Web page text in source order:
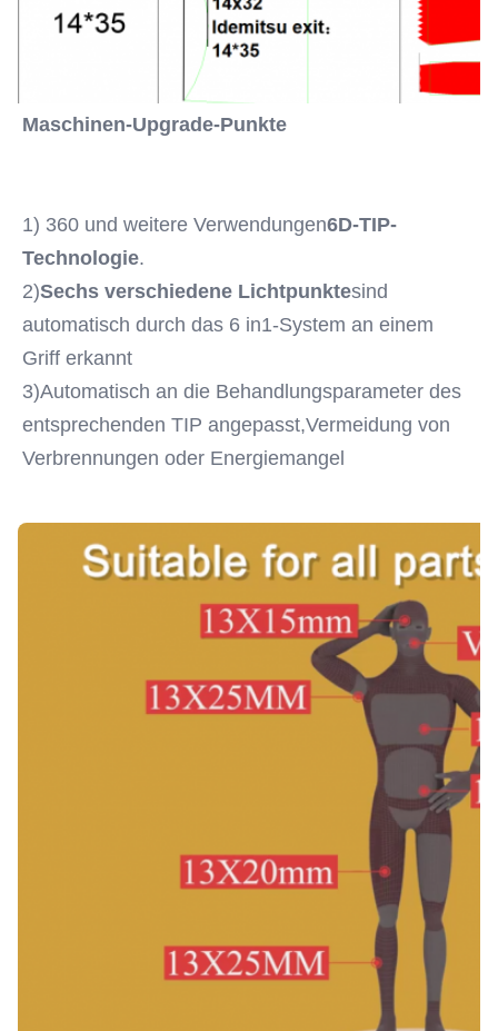
Maschinen-Upgrade-Punkte
1) 360 und weitere Verwendungen6D-TIP-
Technologie.
2)Sechs verschiedene Lichtpunktesind
automatisch durch das 6 in1-System an einem
Griff erkannt
3)Automatisch an die Behandlungsparameter des
entsprechenden TIP angepasst,Vermeidung von
Verbrennungen oder Energiemangel